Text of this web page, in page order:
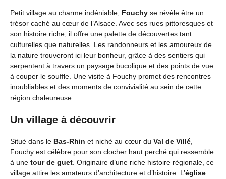
Petit village au charme indéniable, Fouchy se révèle être un
trésor caché au cœur de l’Alsace. Avec ses rues pittoresques et
son histoire riche, il offre une palette de découvertes tant
culturelles que naturelles. Les randonneurs et les amoureux de
la nature trouveront ici leur bonheur, grâce à des sentiers qui
serpentent à travers un paysage bucolique et des points de vue
à couper le souffle. Une visite à Fouchy promet des rencontres
inoubliables et des moments de convivialité au sein de cette
région chaleureuse.
Un village à découvrir
Situé dans le Bas-Rhin et niché au cœur du Val de Villé,
Fouchy est célèbre pour son clocher haut perché qui ressemble
à une tour de guet. Originaire d’une riche histoire régionale, ce
village attire les amateurs d’architecture et d’histoire. L’église